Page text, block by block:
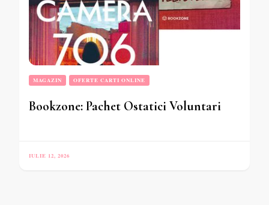
MAGAZIN OFERTE CARTI ONLINE
Bookzone: Pachet Ostatici Voluntari
IULIE 12, 2026